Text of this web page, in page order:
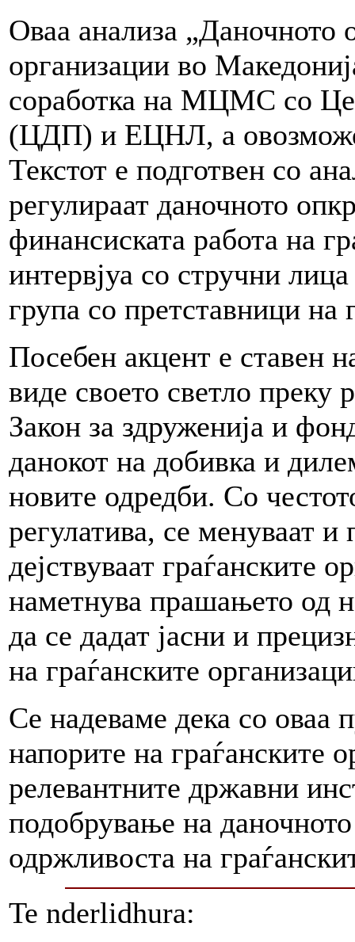
Оваа анализа „Даночното
организации во
соработка на МЦМС со
(ЦДП) и ЕЦНЛ, а
Текстот е подготвен со
регулираат даночното
финансиската работа на
интервјуа со стручни
група со претставници на
Посебен акцент е ставен
виде своето светло преку
Закон за здруженија и
данокот на добивка и
новите одредби. Со
регулатива, се менуваат и
дејствуваат граѓанските
наметнува прашањето од
да се дадат јасни и
на граѓанските
Се надеваме дека со оваа
напорите на граѓанските
релевантните државни
подобрување на
одржливоста на
Te nderlidhura: